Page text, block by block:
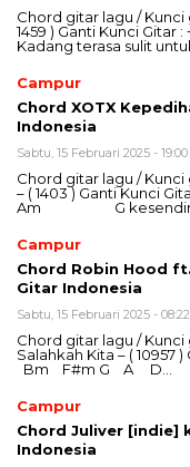
Chord gitar lagu / Kunci
1459 ) Ganti
Kadang terasa sulit
Campur
Chord XOTX
Indonesia
Sabtu, 15 Februari 2025 - 19:00
Chord gitar lagu / Kunci
– ( 1403 ) Ganti Kunci
Am G kesendirian
Campur
Chord Robin Hood
Gitar Indonesia
Sabtu, 15 Februari 2025 - 08:22
Chord gitar lagu /
Salahkah Kita – ( 10957
Bm F#m G A D…
Campur
Chord Juliver [indie]
Indonesia